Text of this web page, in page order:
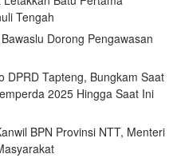
Tengah
Dorong Pengawasan
DPRD Tapteng, Bungkam Saat
2025 Hingga Saat Ini
BPN Provinsi NTT, Menteri